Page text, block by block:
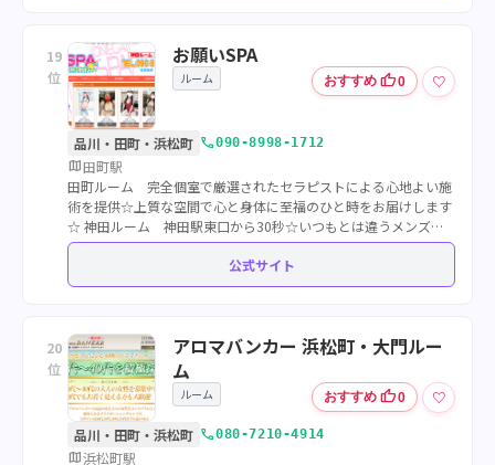
19
位
お願いSPA
ルーム おすすめ thumb_up0 ♡
品川・田町・浜松町 call090-8998-1712
map田町駅
田町ルーム 完全個室で厳選されたセラピストによる心地よい施
術を提供☆上質な空間で心と身体に至福のひと時をお届けします
☆ 神田ルーム 神田駅東口から30秒☆いつもとは違うメンズエ
ステをご堪能下さい☆
公式サイト
20
位
アロマバンカー 浜松町・大門ルー
ム
ルーム おすすめ thumb_up0
♡
品川・田町・浜松町 call080-7210-4914
map浜松町駅